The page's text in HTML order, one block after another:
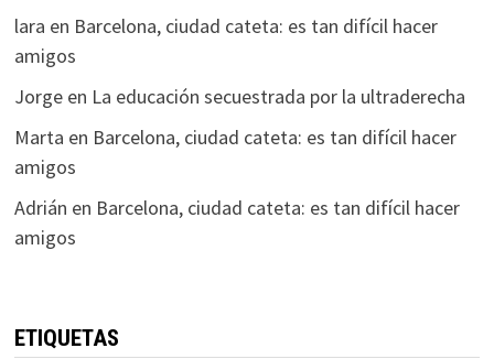
lara en Barcelona, ciudad cateta: es tan difícil hacer
amigos
Jorgeen La educación secuestrada por la ultraderecha
Marta en Barcelona, ciudad cateta: es tan difícil hacer
amigos
Adrián en Barcelona, ciudad cateta: es tan difícil hacer
amigos
ETIQUETAS